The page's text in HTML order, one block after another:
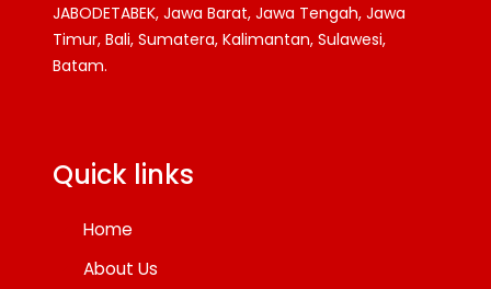
JABODETABEK, Jawa Barat, Jawa Tengah, Jawa
Timur, Bali, Sumatera, Kalimantan, Sulawesi,
Batam.
Quick links
Home
About Us